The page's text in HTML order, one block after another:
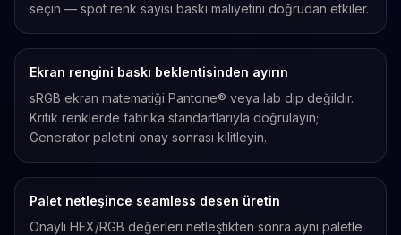
seçin — spot renk sayısı baskı maliyetini doğrudan etkiler.
Ekran rengini baskı beklentisinden ayırın
sRGB ekran matematiği Pantone® veya lab dip değildir.
Kritik renklerde fabrika standartlarıyla doğrulayın;
Generator paletini onay sonrası kilitleyin.
Palet netleşince seamless desen üretin
Onaylı HEX/RGB değerleri netleştikten sonra aynı paletle